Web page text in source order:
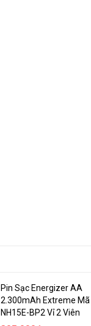
Pin Sạc Energizer AA
2.300mAh Extreme Mã
NH15E-BP2 Vỉ 2 Viên